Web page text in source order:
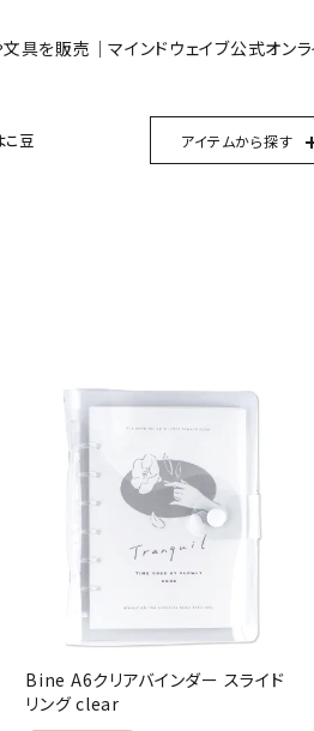
具を販売｜マインドウェイブ公式オン
こ豆 アイテムから探す
Bine A6クリアバインダー スライド
リング clear